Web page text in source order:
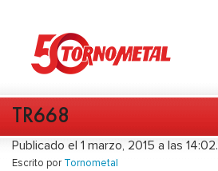
TR668
Publicado el 1 marzo, 2015 a las 14:02.
Escrito por Tornometal